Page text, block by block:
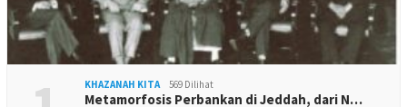
KHAZANAH KITA 569 Dilihat
Metamorfosis Perbankan di Jeddah, dari N…